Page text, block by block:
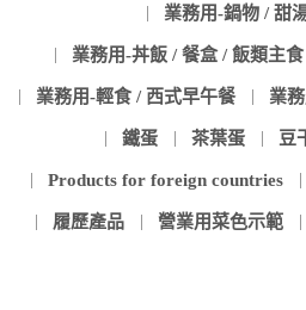
業務用-鍋物 / 甜
業務用-丼飯 / 餐盒 / 飯類主食
業務用-輕食 / 西式早午餐 業
鐵蛋 茶葉蛋 豆
Products for foreign countries
履歷產品 營業用菜色示範